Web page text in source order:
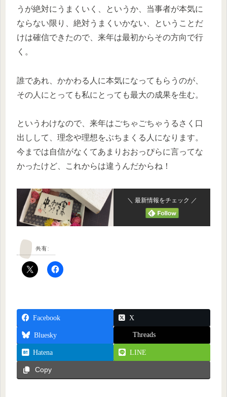
うが絶対にうまくいく、というか、当事者が本気に
ならない限り、絶対うまくいかない、ということだ
けは確信できたので、来年は最初からその方向で行
く。
誰であれ、かかわる人に本気になってもらうのが、
その人にとっても私にとっても最大の成果を生む。
というわけなので、来年はごちゃごちゃうるさく口
出しして、理念や理想をぶちまくる人になります。
今までは自信がなくてあまりおおっぴらに言ってな
かったけど、これからは違うんだからね！
＼ 最新情報をチェック ／
共有:
Facebook X
Bluesky Threads
Hatena LINE
Copy